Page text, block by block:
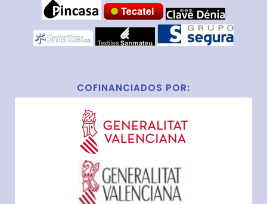
COFINANCIADOS POR: